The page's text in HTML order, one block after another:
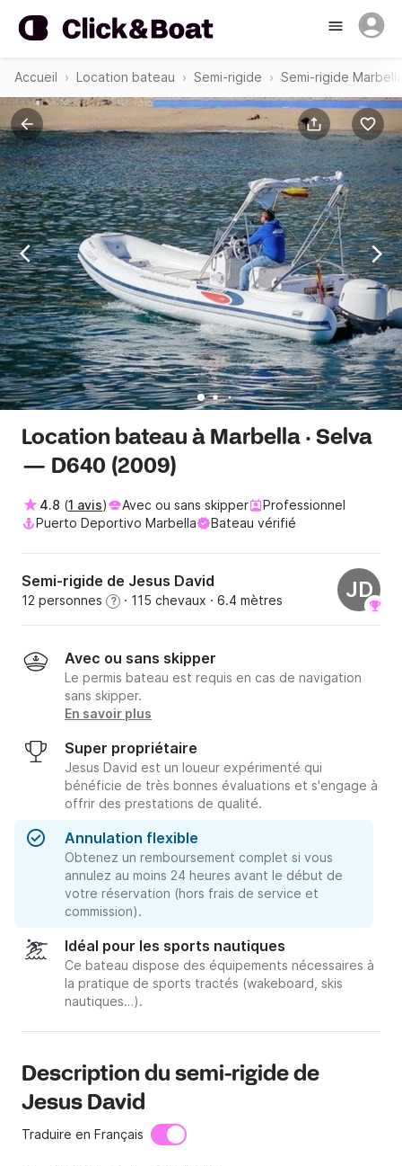
Accueil Location bateau Semi-rigide Semi-rigide
Location bateau à Marbella · Selva
— D640 (2009)
4.8 (1 avis) Avec ou sans skipper
Professionnel
Puerto Deportivo Marbella
Bateau vérifié
Semi-rigide de Jesus David
12 personnes ? · 115 chevaux · 6.4 mètres JD
Avec ou sans skipper
Le permis bateau est requis en cas de navigation
sans skipper.
En savoir plus
Super propriétaire
Jesus David est un loueur expérimenté qui
bénéficie de très bonnes évaluations et s'engage à
offrir des prestations de qualité.
Annulation flexible
Obtenez un remboursement complet si vous
annulez au moins 24 heures avant le début de
votre réservation (hors frais de service et
commission).
Idéal pour les sports nautiques
Ce bateau dispose des équipements nécessaires à
la pratique de sports tractés (wakeboard, skis
nautiques…).
Description du semi-rigide de
Jesus David
Traduire en Français